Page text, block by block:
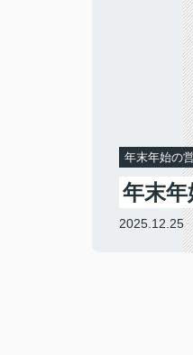
年末年始の
年末
2025.12.25